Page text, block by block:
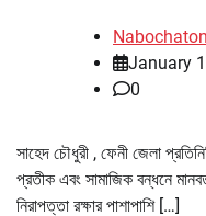
January
0
সাহেদ চৌধুরী , ফেনী জেলা
প্রতীক এবং সামাজিক বন্ধনে
নিরাপত্তা রক্ষার পাশাপাশি […]